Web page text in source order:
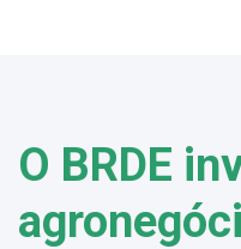
O BRDE